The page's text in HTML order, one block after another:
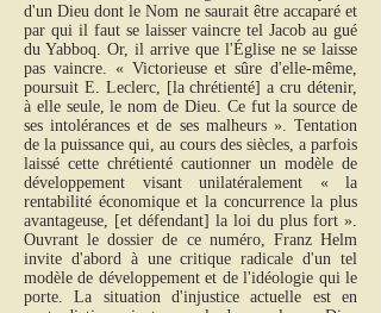
d'un Dieu dont le Nom ne saurait être accaparé et
par qui il faut se laisser vaincre tel Jacob au gué
du Yabboq. Or, il arrive que l'Église ne se laisse
pas vaincre. « Victorieuse et sûre d'elle-même,
poursuit E. Leclerc, [la chrétienté] a cru détenir,
à elle seule, le nom de Dieu. Ce fut la source de
ses intolérances et de ses malheurs ». Tentation
de la puissance qui, au cours des siècles, a parfois
laissé cette chrétienté cautionner un modèle de
développement visant unilatéralement « la
rentabilité économique et la concurrence la plus
avantageuse, [et défendant] la loi du plus fort ».
Ouvrant le dossier de ce numéro, Franz Helm
invite d'abord à une critique radicale d'un tel
modèle de développement et de l'idéologie qui le
porte. La situation d'injustice actuelle est en